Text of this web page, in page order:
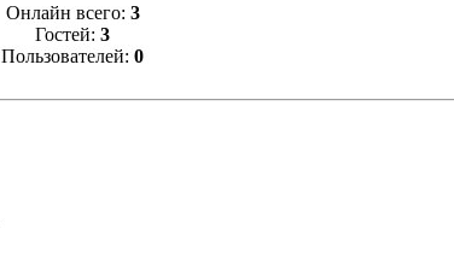
Онлайн всего: 3
Гостей: 3
Пользователей: 0